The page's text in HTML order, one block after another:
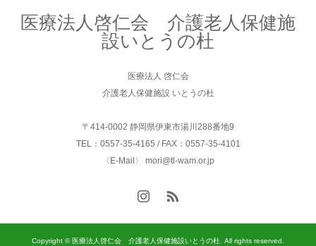
医療法人啓仁会 介護老人保健施
設いとうの杜
医療法人 啓仁会
介護老人保健施設 いとうの杜
〒414-0002 静岡県伊東市湯川288番地9
TEL：0557-35-4165 / FAX：0557-35-4101
〈E-Mail〉 mori@tl-wam.or.jp
Copyright © 医療法人啓仁会 介護老人保健施設いとうの杜. All rights reserved.